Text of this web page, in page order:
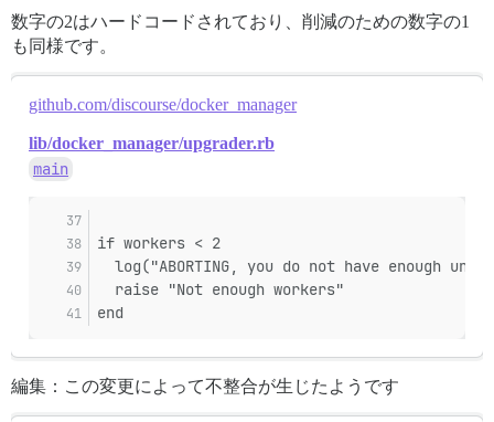
数字の2はハードコードされており、削減のための数字の1
も同様です。
github.com/discourse/docker_manager
lib/docker_manager/upgrader.rb
main
if workers < 2
log("ABORTING, you do not have enough
  raise "Not enough workers"
end
編集：この変更によって不整合が生じたようです